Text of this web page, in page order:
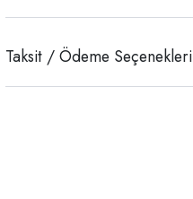
Taksit / Ödeme Seçenekleri